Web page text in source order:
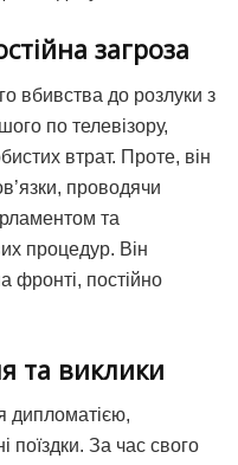
загроза
вбивства до розлуки з
по телевізору,
втрат. Проте, він
проводячи
та
процедур. Він
фронті, постійно
та виклики
дипломатією,
поїздки. За час свого